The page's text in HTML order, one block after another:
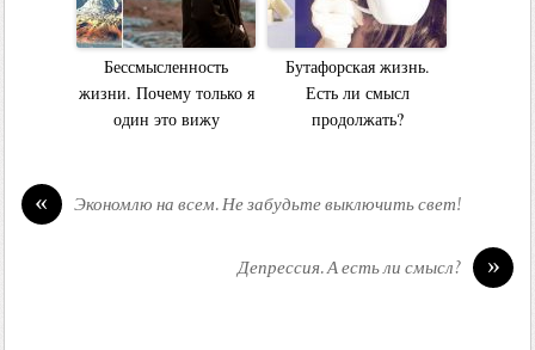
Бессмысленность
жизни. Почему только я
один это вижу
Бутафорская жизнь.
Есть ли смысл
продолжать?
« Экономлю на всем. Не забудьте выключить свет!
»
Депрессия. А есть ли смысл?